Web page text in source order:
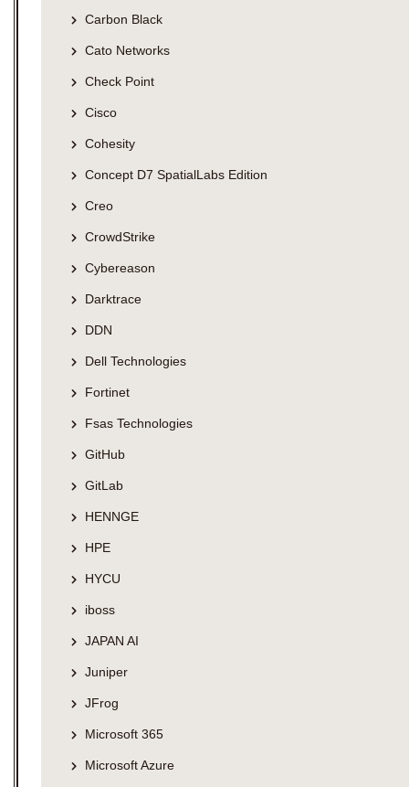
Carbon Black
Cato Networks
Check Point
Cisco
Cohesity
Concept D7 SpatialLabs Edition
Creo
CrowdStrike
Cybereason
Darktrace
DDN
Dell Technologies
Fortinet
Fsas Technologies
GitHub
GitLab
HENNGE
HPE
HYCU
iboss
JAPAN AI
Juniper
JFrog
Microsoft 365
Microsoft Azure